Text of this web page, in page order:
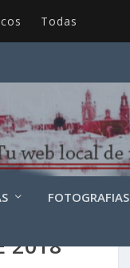
Todas
FOTOGRAFIAS
2018